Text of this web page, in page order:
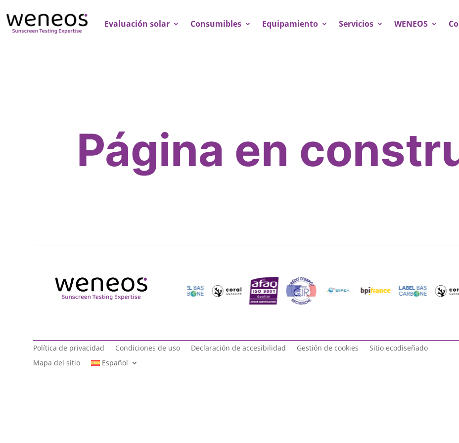
Evaluación solar Consumibles Equipamiento Servicios WENEOS
Página en
Política de privacidad Condiciones de uso Declaración de accesibilidad Gestión de cookies
Sitio ecodiseñado
Mapa del sitio
Español